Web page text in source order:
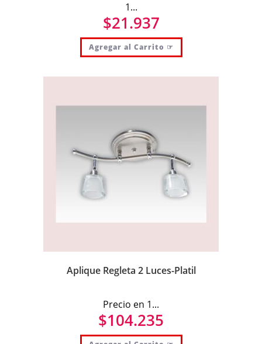
1...
$21.937
Agregar al Carrito ☞
Aplique Regleta 2 Luces-Platil
Precio en 1...
$104.235